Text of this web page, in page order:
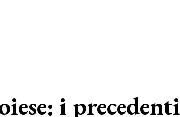
i precedenti